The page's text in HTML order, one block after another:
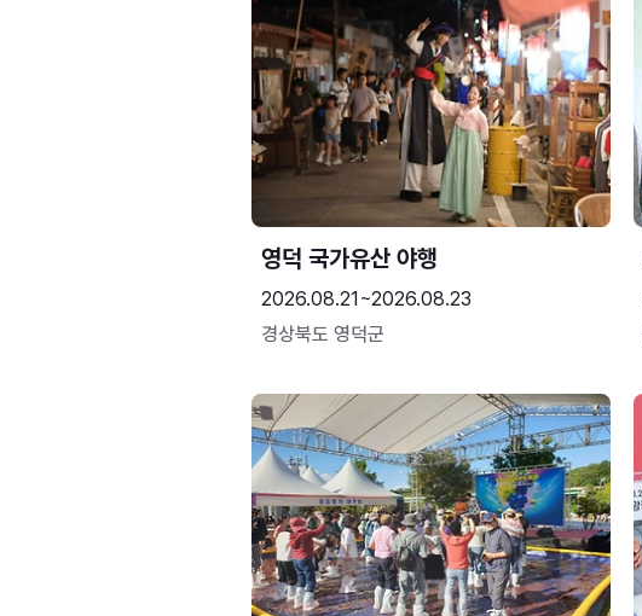
영덕 국가유산 야행
2026.08.21~2026.08.23
경상북도 영덕군